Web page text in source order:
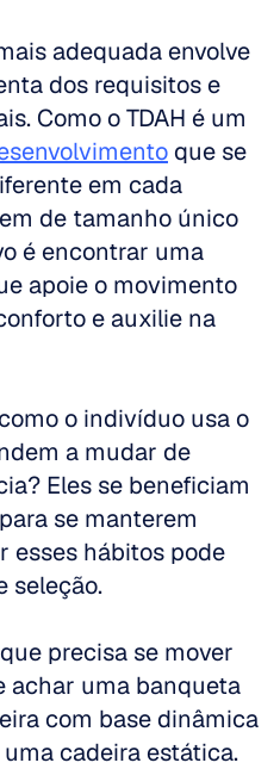
adequada envolve
dos requisitos e
que se
em cada
de tamanho único
é encontrar uma
apoie o movimento
e auxilie na
o indivíduo usa o
a mudar de
Eles se beneficiam
se manterem
esses hábitos pode
seleção.
precisa se mover
achar uma banqueta
com base dinâmica
cadeira estática.